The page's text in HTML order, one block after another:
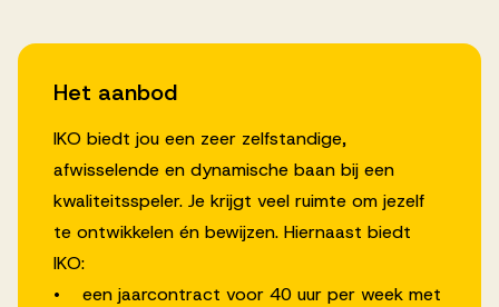
Het aanbod
IKO biedt jou een zeer zelfstandige,
afwisselende en dynamische baan bij een
kwaliteitsspeler. Je krijgt veel ruimte om jezelf
te ontwikkelen én bewijzen. Hiernaast biedt
IKO:
• een jaarcontract voor 40 uur per week met